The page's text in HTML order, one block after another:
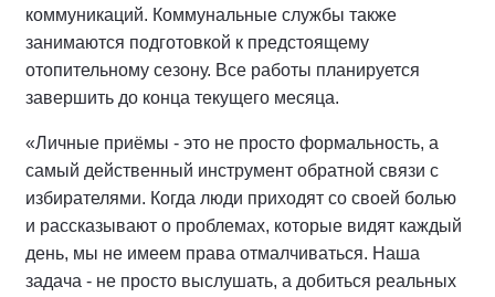
коммуникаций. Коммунальные службы также
занимаются подготовкой к предстоящему
отопительному сезону. Все работы планируется
завершить до конца текущего месяца.
«Личные приёмы - это не просто формальность, а
самый действенный инструмент обратной связи с
избирателями. Когда люди приходят со своей болью
и рассказывают о проблемах, которые видят каждый
день, мы не имеем права отмалчиваться. Наша
задача - не просто выслушать, а добиться реальных